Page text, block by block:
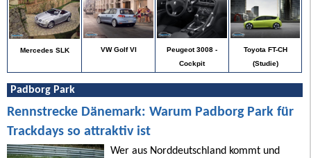
Mercedes SLK VW Golf VI
Peugeot 3008 -
Cockpit
Toyota FT-CH
(Studie)
Padborg Park
Rennstrecke Dänemark: Warum Padborg Park für
Trackdays so attraktiv ist
Wer aus Norddeutschland kommt und